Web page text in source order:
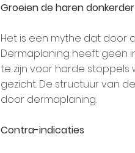
Groeien de haren
Het is een mythe dat door
Dermaplaning heeft geen
te zijn voor harde
gezicht. De structuur van
door dermaplaning.
Contra-indicaties